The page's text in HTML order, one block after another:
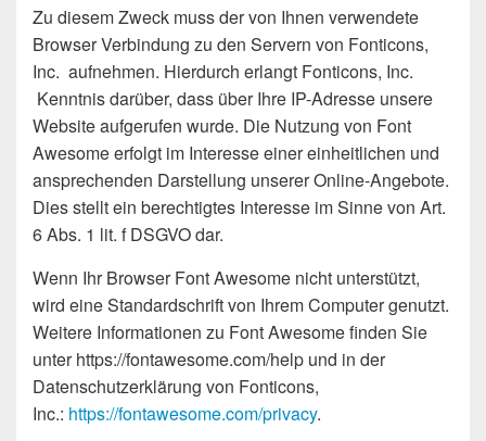
Zu diesem Zweck muss der von Ihnen verwendete
Browser Verbindung zu den Servern von Fonticons,
Inc. aufnehmen. Hierdurch erlangt Fonticons, Inc.
Kenntnis darüber, dass über Ihre IP-Adresse unsere
Website aufgerufen wurde. Die Nutzung von Font
Awesome erfolgt im Interesse einer einheitlichen und
ansprechenden Darstellung unserer Online-Angebote.
Dies stellt ein berechtigtes Interesse im Sinne von Art.
6 Abs. 1 lit. f DSGVO dar.
Wenn Ihr Browser Font Awesome nicht unterstützt,
wird eine Standardschrift von Ihrem Computer genutzt.
Weitere Informationen zu Font Awesome finden Sie
unter https://fontawesome.com/help und in der
Datenschutzerklärung von Fonticons,
Inc.: https://fontawesome.com/privacy.